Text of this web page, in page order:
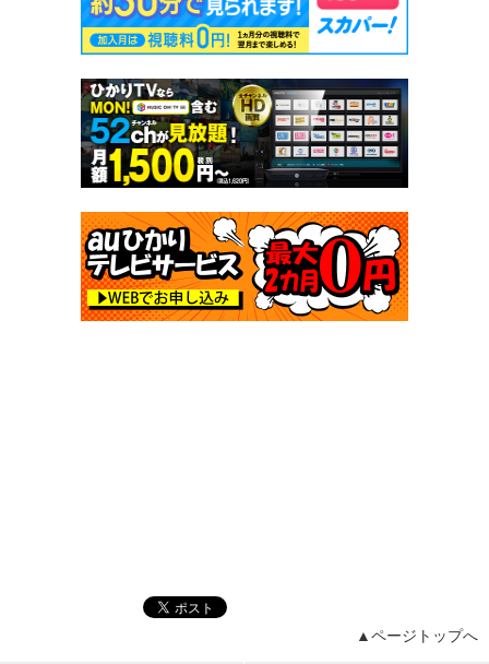
▲ページトップへ